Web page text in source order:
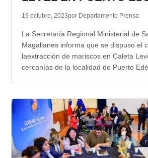
19 octubre, 2023por Departamento Prensa
La Secretaría Regional Ministerial de
Magallanes informa que se dispuso el
laextracción de mariscos en Caleta
cercanías de la localidad de Puerto